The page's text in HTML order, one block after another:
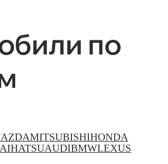
по
MITSUBISHIHONDA
AUDIBMWLEXUS